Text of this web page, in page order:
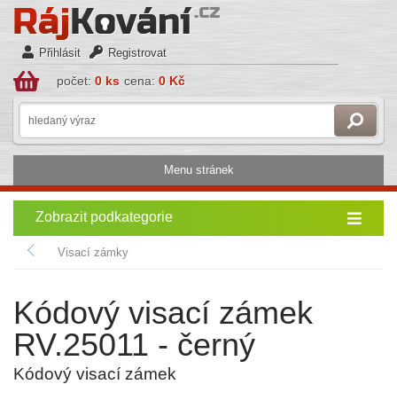
Přihlásit Registrovat
počet: 0 ks cena: 0 Kč
Menu stránek
Zobrazit podkategorie
Visací zámky
Kódový visací zámek
RV.25011 - černý
Kódový visací zámek